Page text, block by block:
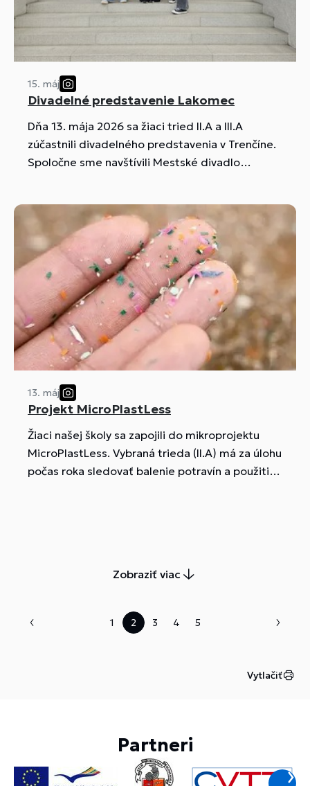
15. máj
Divadelné predstavenie Lakomec
Dňa 13. mája 2026 sa žiaci tried II.A a III.A
zúčastnili divadelného predstavenia v Trenčíne.
Spoločne sme navštívili Mestské divadlo
13. máj
Projekt MicroPlastLess
Žiaci našej školy sa zapojili do mikroprojektu
MicroPlastLess. Vybraná trieda (II.A) má za úlohu
počas roka sledovať balenie potravín a použitie
Zobraziť viac
1 2 3 4 5
Vytlačiť
Partneri